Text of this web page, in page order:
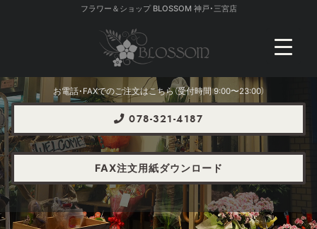
フラワー＆ショップ BLOSSOM 神戸・三宮店
お電話・FAXでのご注文はこちら（受付時間 9:00〜23:00）
078-321-4187
FAX注文用紙ダウンロード